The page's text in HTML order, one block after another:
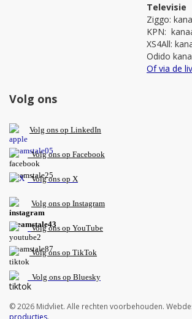
Televisie
Ziggo:
KPN:
XS4All:
Odido
Of via de
Volg ons
Volg ons op LinkedIn
Volg ons op Facebook
Volg ons op X
Volg ons op Instagram
Volgons op YouTube
Volg ons op TikTok
Volg ons op Bluesky
© 2026 Midvliet. Alle rechten voorbehouden.
producties.